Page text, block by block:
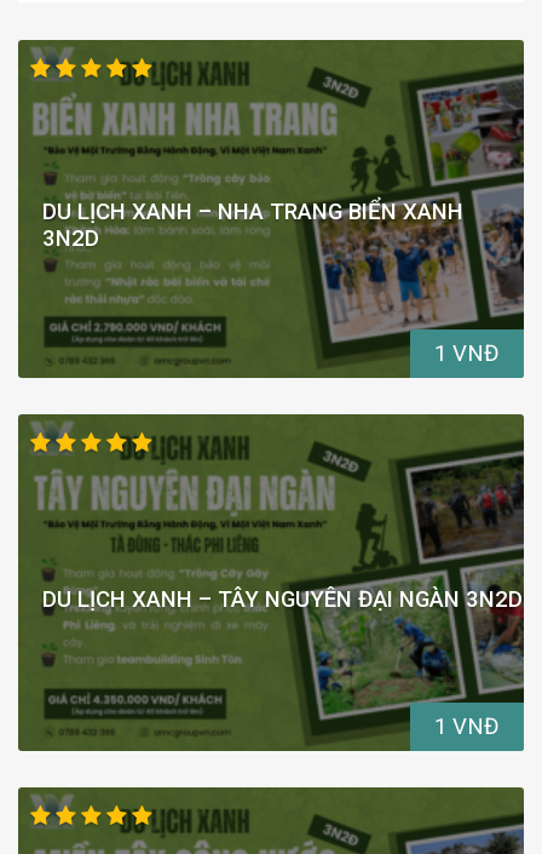
DU LỊCH XANH – NHA TRANG BIỂN XANH
3N2D
1 VNĐ
DU LỊCH XANH – TÂY NGUYÊN ĐẠI NGÀN 3N2D
1 VNĐ